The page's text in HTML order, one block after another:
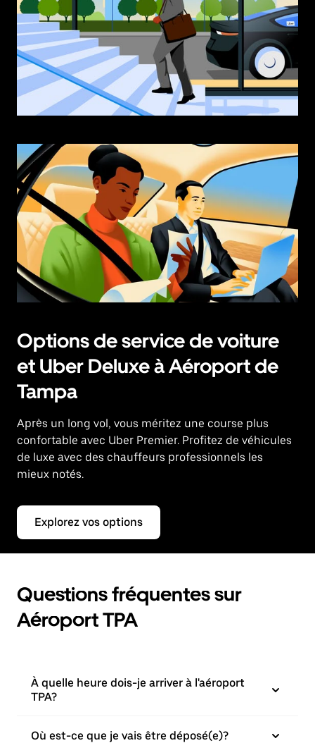
Options de service de voiture
et Uber Deluxe à Aéroport de
Tampa
Après un long vol, vous méritez une course plus
confortable avec Uber Premier. Profitez de véhicules
de luxe avec des chauffeurs professionnels les
mieux notés.
Explorez vos options
Questions fréquentes sur
Aéroport TPA
À quelle heure dois-je arriver à l'aéroport
TPA?
Où est-ce que je vais être déposé(e)?